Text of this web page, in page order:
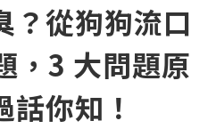
？從狗狗流口
，3 大問題原
話你知！